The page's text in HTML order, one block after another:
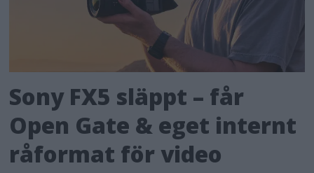
Sony FX5 släppt – får
Open Gate & eget internt
råformat för video